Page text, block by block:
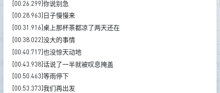
[00:26.299]你说别急
[00:28.963]日子慢慢来
[00:31.916]桌上那杯茶都凉了两天还在
[00:38.022]没大的事情
[00:40.717]也没惊天动地
[00:43.938]话说了一半就被叹息掩盖
[00:50.463]等雨停下
[00:53.373]我们再出发